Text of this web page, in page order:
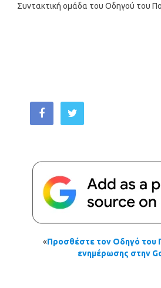
Συντακτική ομάδα του Οδηγού του
«Προσθέστε τον Οδηγό του
ενημέρωσης στην